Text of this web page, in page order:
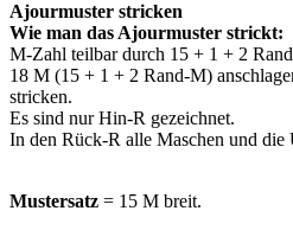
Ajourmuster stricken
Wie man das Ajourmuster strickt:
M-Zahl teilbar durch 15 + 1 + 2
18 M (15 + 1 + 2 Rand-M)
stricken.
Es sind nur Hin-R gezeichnet.
In den Rück-R alle Maschen und die
Mustersatz = 15 M breit.